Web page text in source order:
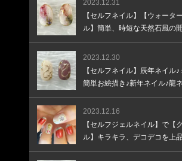
2023.12.31
【セルフネイル】【ウォータ
ル】簡単、時短な天然石風の
り方
2023.12.30
【セルフネイル】辰年ネイル
簡単お絵描き♪新年ネイル♪龍
2023.12.16
【セルフジェルネイル】で【
ル】キラキラ、デコデコを上
♪